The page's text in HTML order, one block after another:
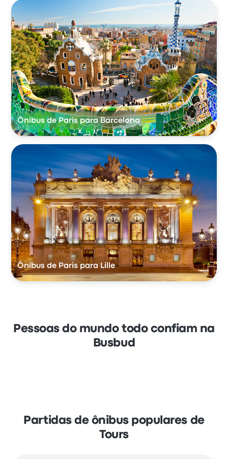
Ônibus de Paris para Barcelona
Ônibus de Paris para Lille
Pessoas do mundo todo confiam na
Busbud
Partidas de ônibus populares de
Tours